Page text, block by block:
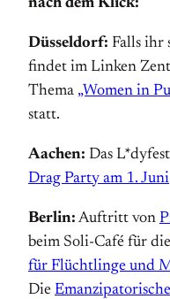
nach dem Klick:
Düsseldorf: Falls ihr
findet im Linken
Thema „Women in
statt.
Aachen: Das
Drag Party am 1. Juni
Berlin: Auftritt von
beim Soli-Café für die
für Flüchtlinge und
Die